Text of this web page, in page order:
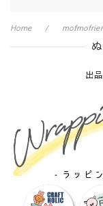
Home
出